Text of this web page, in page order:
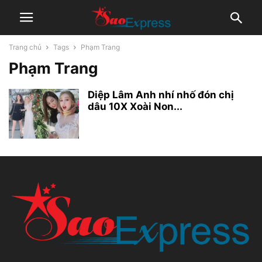
Trang chủ Tags Phạm Trang
Phạm Trang
Diệp Lâm Anh nhí nhố đón chị
dâu 10X Xoài Non...